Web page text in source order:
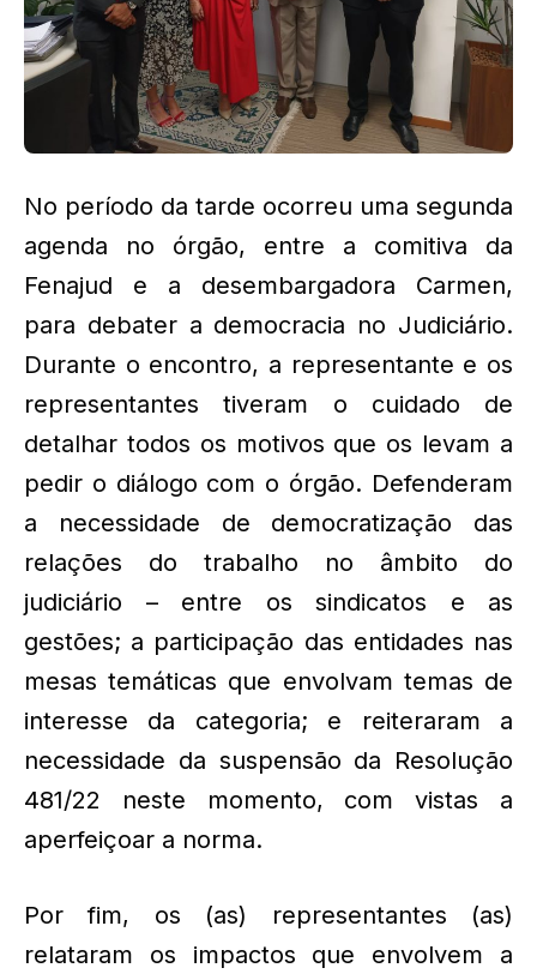
No período da tarde ocorreu uma segunda
agenda no órgão, entre a comitiva da
Fenajud e a desembargadora Carmen,
para debater a democracia no Judiciário.
Durante o encontro, a representante e os
representantes tiveram o cuidado de
detalhar todos os motivos que os levam a
pedir o diálogo com o órgão. Defenderam
a necessidade de democratização das
relações do trabalho no âmbito do
judiciário – entre os sindicatos e as
gestões; a participação das entidades nas
mesas temáticas que envolvam temas de
interesse da categoria; e reiteraram a
necessidade da suspensão da Resolução
481/22 neste momento, com vistas a
aperfeiçoar a norma.
Por fim, os (as) representantes (as)
relataram os impactos que envolvem a